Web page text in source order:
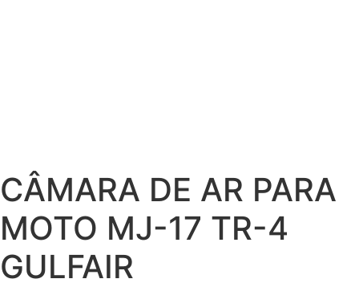
CÂMARA DE AR PARA
MOTO MJ-17 TR-4
GULFAIR